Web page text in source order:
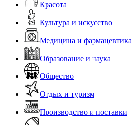
Красота
Культура и искусство
Медицина и фармацевтика
Образование и наука
Общество
Отдых и туризм
Производство и поставки